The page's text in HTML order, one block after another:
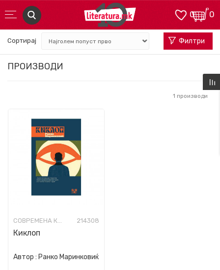
0
0
ПРОИЗВОДИ
Сортирај Филтри
1 производи
СОВРЕМЕНА КНИЖЕВНОСТ 214308
Киклоп
Автор : Ранко Маринковиќ